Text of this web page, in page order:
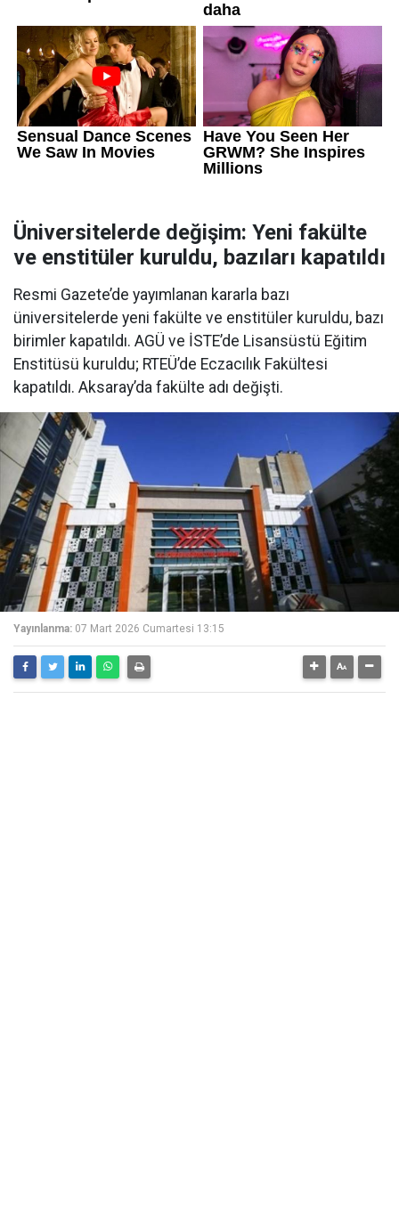
Üniversitelerde değişim: Yeni fakülte
ve enstitüler kuruldu, bazıları kapatıldı
Resmi Gazete’de yayımlanan kararla bazı
üniversitelerde yeni fakülte ve enstitüler kuruldu, bazı
birimler kapatıldı. AGÜ ve İSTE’de Lisansüstü Eğitim
Enstitüsü kuruldu; RTEÜ’de Eczacılık Fakültesi
kapatıldı. Aksaray’da fakülte adı değişti.
Yayınlanma: 07 Mart 2026 Cumartesi 13:15